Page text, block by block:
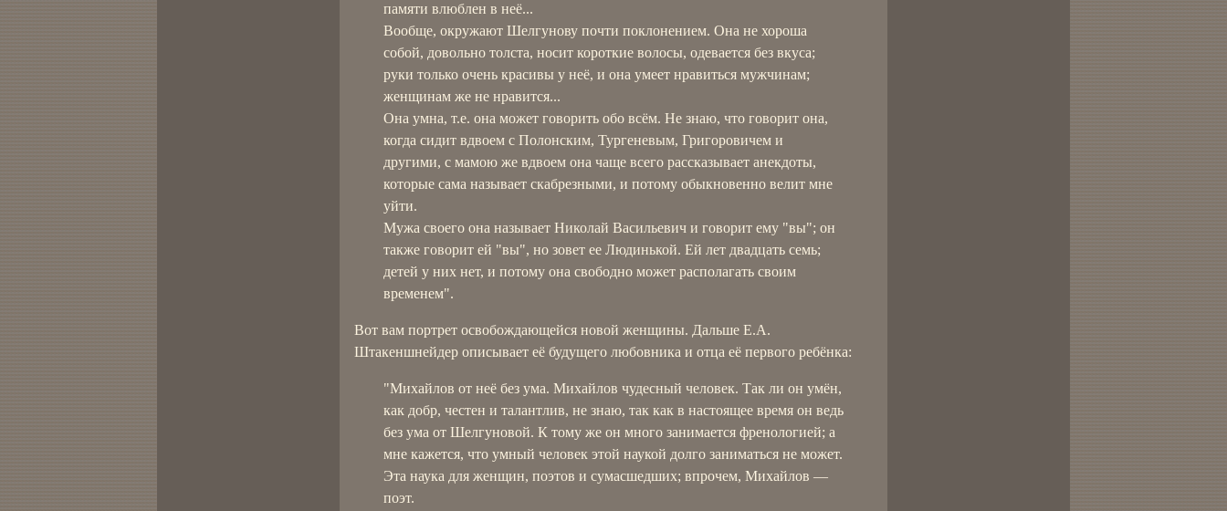
памяти влюблен в неё...
Вообще, окружают Шелгунову почти поклонением. Она не хороша
собой, довольно толста, носит короткие волосы, одевается без вкуса;
руки только очень красивы у неё, и она умеет нравиться мужчинам;
женщинам же не нравится...
Она умна, т.е. она может говорить обо всём. Не знаю, что говорит она,
когда сидит вдвоем с Полонским, Тургеневым, Григоровичем и
другими, с мамою же вдвоем она чаще всего рассказывает анекдоты,
которые сама называет скабрезными, и потому обыкновенно велит мне
уйти.
Мужа своего она называет Николай Васильевич и говорит ему "вы"; он
также говорит ей "вы", но зовет ее Людинькой. Ей лет двадцать семь;
детей у них нет, и потому она свободно может располагать своим
временем".
Вот вам портрет освобождающейся новой женщины. Дальше Е.А.
Штакеншнейдер описывает её будущего любовника и отца её первого ребёнка:
"Михайлов от неё без ума. Михайлов чудесный человек. Так ли он умён,
как добр, честен и талантлив, не знаю, так как в настоящее время он ведь
без ума от Шелгуновой. К тому же он много занимается френологией; а
мне кажется, что умный человек этой наукой долго заниматься не может.
Эта наука для женщин, поэтов и сумасшедших; впрочем, Михайлов —
поэт.